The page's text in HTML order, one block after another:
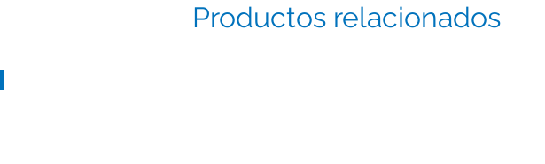
Productos relacionados